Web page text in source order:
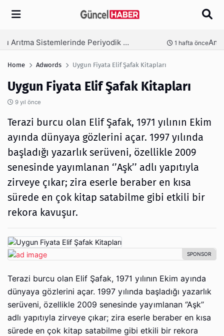
Arama 3 hafta önce
Home Adwords Uygun Fiyata Elif Şafak Kitapları
Uygun Fiyata Elif Şafak Kitapları
9 yıl önce
Terazi burcu olan Elif Şafak, 1971 yılının Ekim
ayında dünyaya gözlerini açar. 1997 yılında
başladığı yazarlık serüveni, özellikle 2009
senesinde yayımlanan ‘’Aşk’’ adlı yapıtıyla
zirveye çıkar; zira eserle beraber en kısa
sürede en çok kitap satabilme gibi etkili bir
rekora kavuşur.
Terazi burcu olan Elif Şafak, 1971 yılının Ekim ayında
dünyaya gözlerini açar. 1997 yılında başladığı yazarlık
serüveni, özellikle 2009 senesinde yayımlanan ‘’Aşk’’
adlı yapıtıyla zirveye çıkar; zira eserle beraber en kısa
sürede en çok kitap satabilme gibi etkili bir rekora